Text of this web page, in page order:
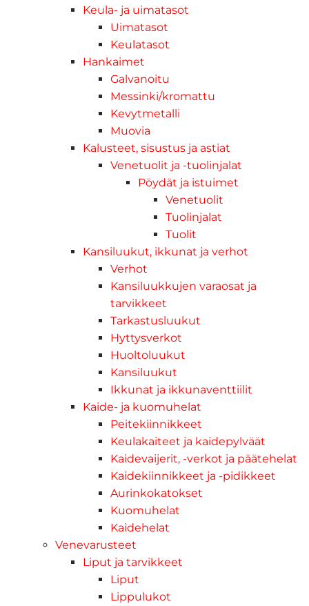
Keula- ja uimatasot
Uimatasot
Keulatasot
Hankaimet
Galvanoitu
Messinki/kromattu
Kevytmetalli
Muovia
Kalusteet, sisustus ja astiat
Venetuolit ja -tuolinjalat
Pöydät ja istuimet
Venetuolit
Tuolinjalat
Tuolit
Kansiluukut, ikkunat ja verhot
Verhot
Kansiluukkujen varaosat ja
tarvikkeet
Tarkastusluukut
Hyttysverkot
Huoltoluukut
Kansiluukut
Ikkunat ja ikkunaventtiilit
Kaide- ja kuomuhelat
Peitekiinnikkeet
Keulakaiteet ja kaidepylväät
Kaidevaijerit, -verkot ja päätehelat
Kaidekiinnikkeet ja -pidikkeet
Aurinkokatokset
Kuomuhelat
Kaidehelat
Venevarusteet
Liput ja tarvikkeet
Liput
Lippulukot